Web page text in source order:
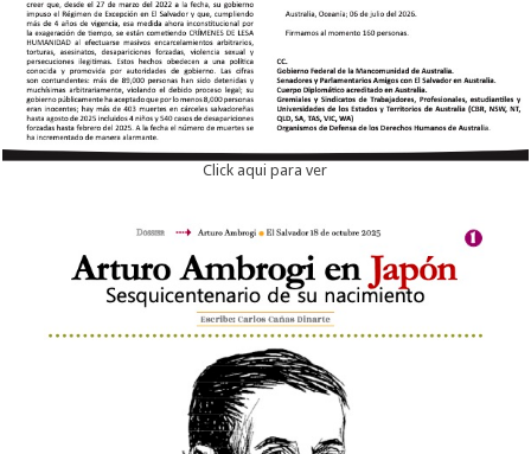
Click aqui para ver